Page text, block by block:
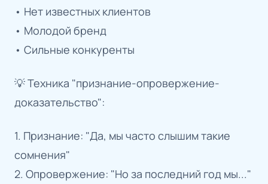
• Нет известных клиентов
• Молодой бренд
• Сильные конкуренты
💡 Техника "признание-опровержение-
доказательство":
1. Признание: "Да, мы часто слышим такие
сомнения"
2. Опровержение: "Но за последний год мы..."